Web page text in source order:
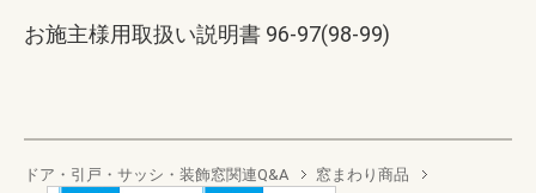
お施主様用取扱い説明書 96-97(98-99)
ドア・引戸・サッシ・装飾窓関連Q&A 窓まわり商品